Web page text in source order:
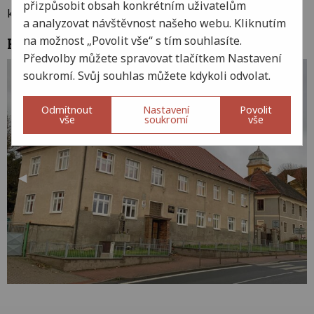
k prohlédnutí. 🙂
Fotogalerie
Předchozí snímek
◀︎ ▶︎
přizpůsobit obsah konkrétním uživatelům
a analyzovat návštěvnost našeho webu. Kliknutím
na možnost „Povolit vše“ s tím souhlasíte.
Předvolby můžete spravovat tlačítkem Nastavení
soukromí. Svůj souhlas můžete kdykoli odvolat.
Odmítnout
vše
Nastavení
soukromí
Povolit
vše